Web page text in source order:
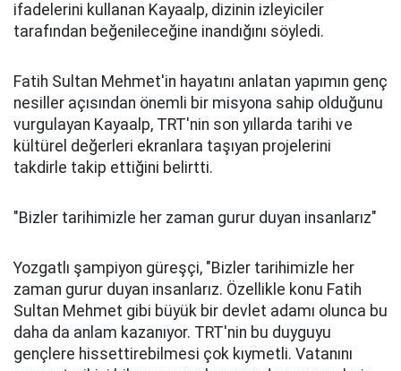
ifadelerini kullanan Kayaalp, dizinin izleyiciler
tarafından beğenileceğine inandığını söyledi.
Fatih Sultan Mehmet'in hayatını anlatan yapımın genç
nesiller açısından önemli bir misyona sahip olduğunu
vurgulayan Kayaalp, TRT'nin son yıllarda tarihi ve
kültürel değerleri ekranlara taşıyan projelerini
takdirle takip ettiğini belirtti.
"Bizler tarihimizle her zaman gurur duyan insanlarız"
Yozgatlı şampiyon güreşçi, "Bizler tarihimizle her
zaman gurur duyan insanlarız. Özellikle konu Fatih
Sultan Mehmet gibi büyük bir devlet adamı olunca bu
daha da anlam kazanıyor. TRT'nin bu duyguyu
gençlere hissettirebilmesi çok kıymetli. Vatanını